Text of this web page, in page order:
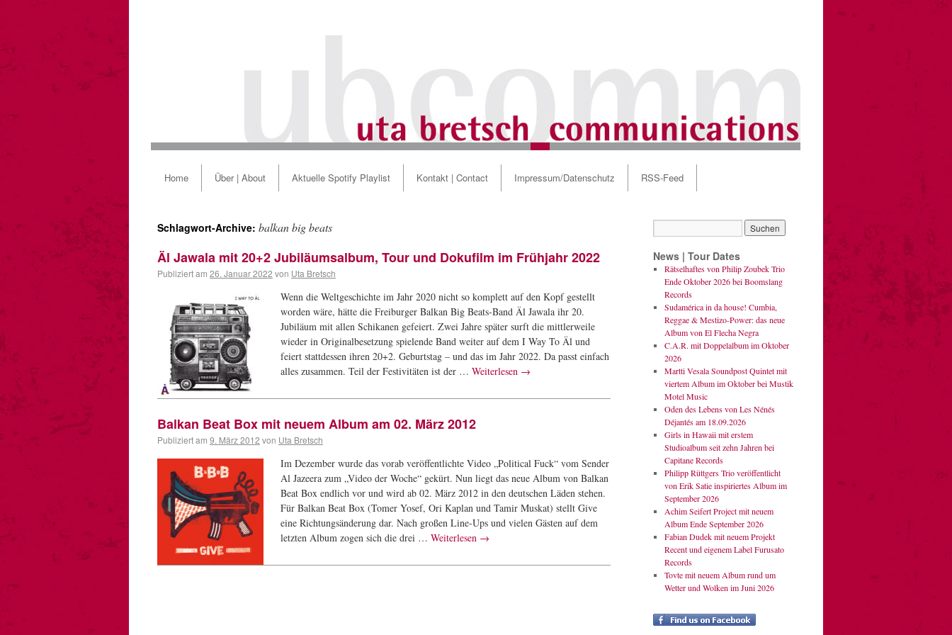
Home Über | About Aktuelle Spotify Playlist Kontakt | Contact Impressum/Datenschutz RSS-Feed
Schlagwort-Archive: balkan big beats
Äl Jawala mit 20+2 Jubiläumsalbum, Tour und Dokufilm im Frühjahr 2022
Publiziert am 26. Januar 2022 von Uta Bretsch
Wenn die Weltgeschichte im Jahr 2020 nicht so komplett auf den Kopf gestellt
worden wäre, hätte die Freiburger Balkan Big Beats-Band Äl Jawala ihr 20.
Jubiläum mit allen Schikanen gefeiert. Zwei Jahre später surft die mittlerweile
wieder in Originalbesetzung spielende Band weiter auf dem I Way To Äl und
feiert stattdessen ihren 20+2. Geburtstag – und das im Jahr 2022. Da passt einfach
alles zusammen. Teil der Festivitäten ist der … Weiterlesen →
Balkan Beat Box mit neuem Album am 02. März 2012
Publiziert am 9. März 2012 von Uta Bretsch
Im Dezember wurde das vorab veröffentlichte Video „Political Fuck“ vom Sender
Al Jazeera zum „Video der Woche“ gekürt. Nun liegt das neue Album von Balkan
Beat Box endlich vor und wird ab 02. März 2012 in den deutschen Läden stehen.
Für Balkan Beat Box (Tomer Yosef, Ori Kaplan und Tamir Muskat) stellt Give
eine Richtungsänderung dar. Nach großen Line-Ups und vielen Gästen auf dem
letzten Album zogen sich die drei … Weiterlesen →
News | Tour Dates
Rätselhaftes von Philip Zoubek Trio
Ende Oktober 2026 bei Boomslang
Records
Sudamérica in da house! Cumbia,
Reggae & Mestizo-Power: das neue
Album von El Flecha Negra
C.A.R. mit Doppelalbum im Oktober
2026
Martti Vesala Soundpost Quintet mit
viertem Album im Oktober bei Mustik
Motel Music
Oden des Lebens von Les Nénés
Déjantés am 18.09.2026
Girls in Hawaii mit erstem
Studioalbum seit zehn Jahren bei
Capitane Records
Philipp Rüttgers Trio veröffentlicht
von Erik Satie inspiriertes Album im
September 2026
Achim Seifert Project mit neuem
Album Ende September 2026
Fabian Dudek mit neuem Projekt
Recent und eigenem Label Furusato
Records
Tovte mit neuem Album rund um
Wetter und Wolken im Juni 2026